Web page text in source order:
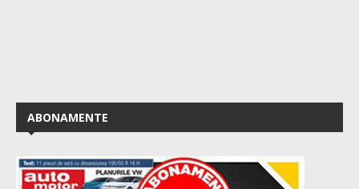
ABONAMENTE